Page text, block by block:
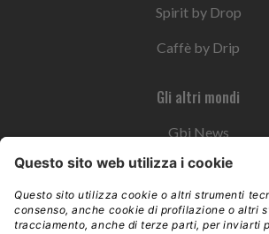
Spirit by Drop
Caffè by Drip
Gli altri mondi
Gbi News
Instoremag
Esplora il gruppo